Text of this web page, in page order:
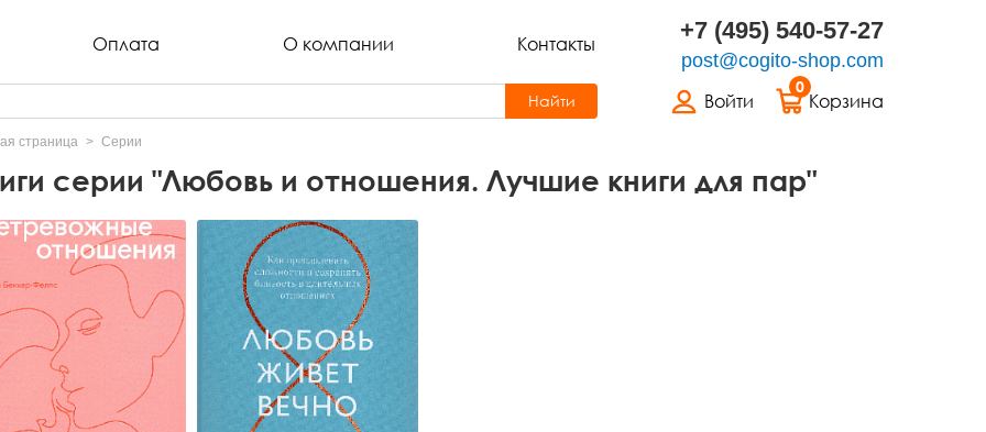
Оплата О компании Контакты +7 (495) 540-57-27
post@cogito-shop.com
Войти
0
Корзина
Найти
страница Серии
серии "Любовь и отношения. Лучшие книги для пар"